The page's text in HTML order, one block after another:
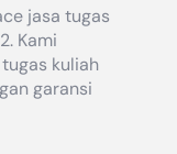
jasa tugas
Kami
kuliah
garansi